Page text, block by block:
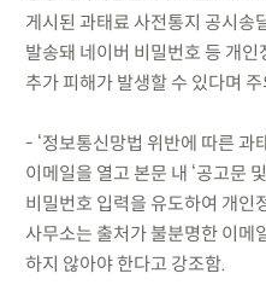
게시된 과태료 사전통지 공시송
발송돼 네이버 비밀번호 등 개
추가 피해가 발생할 수 있다며
- ‘정보통신망법 위반에 따른 과
이메일을 열고 본문 내 ‘공고문
비밀번호 입력을 유도하여 개인
사무소는 출처가 불분명한 이메
하지 않아야 한다고 강조함.